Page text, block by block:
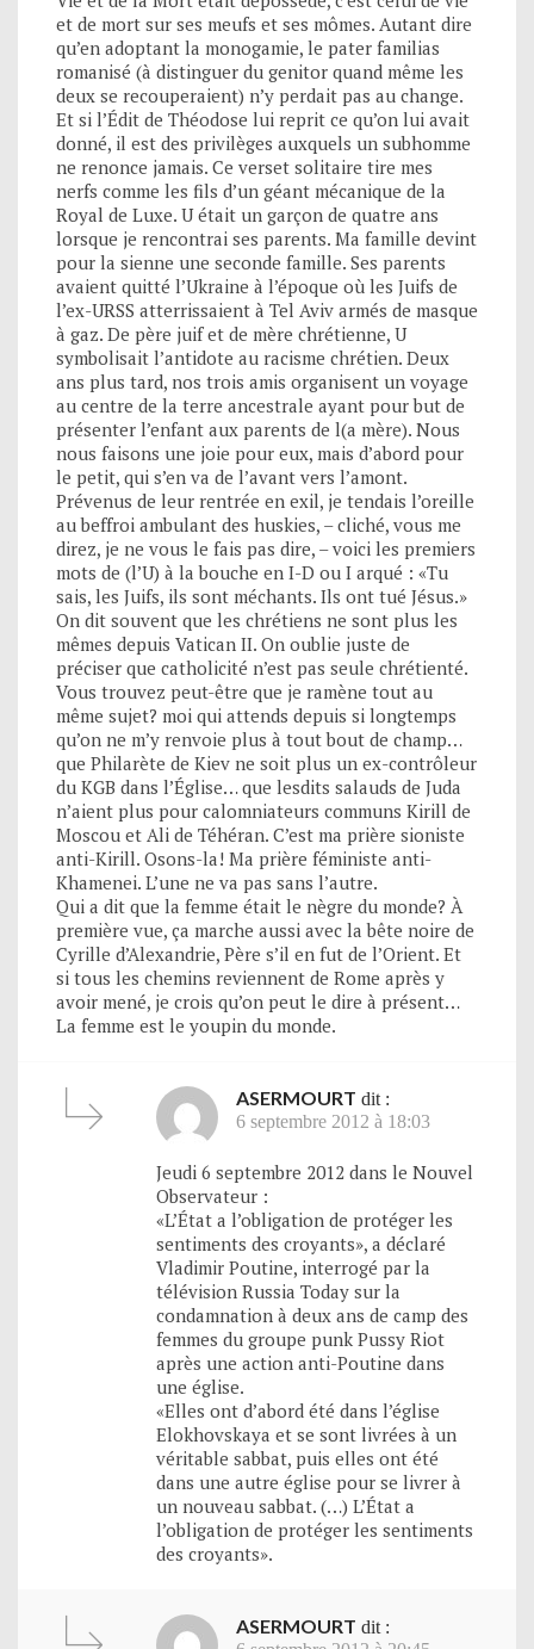
et de mort sur ses meufs et ses mômes. Autant dire
qu’en adoptant la monogamie, le pater familias
romanisé (à distinguer du genitor quand même les
deux se recouperaient) n’y perdait pas au change.
Et si l’Édit de Théodose lui reprit ce qu’on lui avait
donné, il est des privilèges auxquels un subhomme
ne renonce jamais. Ce verset solitaire tire mes
nerfs comme les fils d’un géant mécanique de la
Royal de Luxe. U était un garçon de quatre ans
lorsque je rencontrai ses parents. Ma famille devint
pour la sienne une seconde famille. Ses parents
avaient quitté l’Ukraine à l’époque où les Juifs de
l’ex-URSS atterrissaient à Tel Aviv armés de masque
à gaz. De père juif et de mère chrétienne, U
symbolisait l’antidote au racisme chrétien. Deux
ans plus tard, nos trois amis organisent un voyage
au centre de la terre ancestrale ayant pour but de
présenter l’enfant aux parents de l(a mère). Nous
nous faisons une joie pour eux, mais d’abord pour
le petit, qui s’en va de l’avant vers l’amont.
Prévenus de leur rentrée en exil, je tendais l’oreille
au beffroi ambulant des huskies, – cliché, vous me
direz, je ne vous le fais pas dire, – voici les premiers
mots de (l’U) à la bouche en I-D ou I arqué : «Tu
sais, les Juifs, ils sont méchants. Ils ont tué Jésus.»
On dit souvent que les chrétiens ne sont plus les
mêmes depuis Vatican II. On oublie juste de
préciser que catholicité n’est pas seule chrétienté.
Vous trouvez peut-être que je ramène tout au
même sujet? moi qui attends depuis si longtemps
qu’on ne m’y renvoie plus à tout bout de champ…
que Philarète de Kiev ne soit plus un ex-contrôleur
du KGB dans l’Église… que lesdits salauds de Juda
n’aient plus pour calomniateurs communs Kirill de
Moscou et Ali de Téhéran. C’est ma prière sioniste
anti-Kirill. Osons-la! Ma prière féministe anti-
Khamenei. L’une ne va pas sans l’autre.
Qui a dit que la femme était le nègre du monde? À
première vue, ça marche aussi avec la bête noire de
Cyrille d’Alexandrie, Père s’il en fut de l’Orient. Et
si tous les chemins reviennent de Rome après y
avoir mené, je crois qu’on peut le dire à présent…
La femme est le youpin du monde.
ASERMOURT dit :
6 septembre 2012 à 18:03
Jeudi 6 septembre 2012 dans le Nouvel
Observateur :
«L’État a l’obligation de protéger les
sentiments des croyants», a déclaré
Vladimir Poutine, interrogé par la
télévision Russia Today sur la
condamnation à deux ans de camp des
femmes du groupe punk Pussy Riot
après une action anti-Poutine dans
une église.
«Elles ont d’abord été dans l’église
Elokhovskaya et se sont livrées à un
véritable sabbat, puis elles ont été
dans une autre église pour se livrer à
un nouveau sabbat. (…) L’État a
l’obligation de protéger les sentiments
des croyants».
ASERMOURT dit :